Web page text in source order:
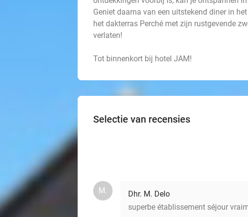
Geniet daarna van een uitstekend diner in
het dakterras Perché met zijn rustgevende
verlaten!
Tot binnenkort bij hotel JAM!
Selectie van recensies
M.
Dhr. M. Delo
superbe établissement séjour